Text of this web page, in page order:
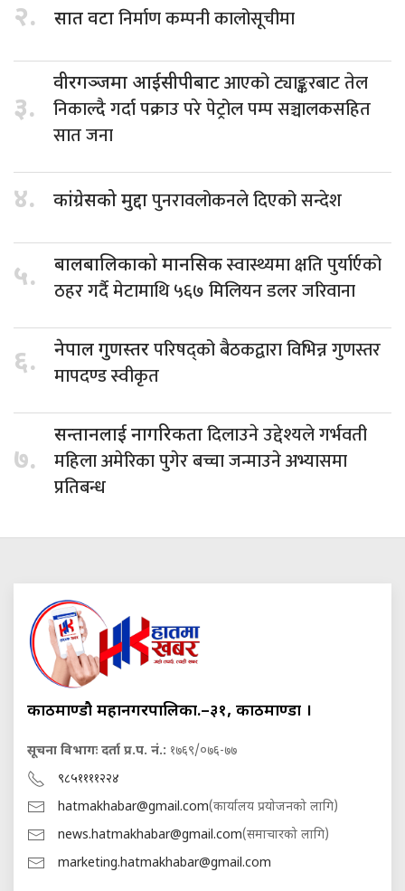
२. सात वटानिर्माण कम्पनी कालोसूचीमा
३.
वीरगञ्जमा आईसीपीबाटआएको ट्याङ्करबाट तेल
निकाल्दै गर्दा पक्राउ परे पेट्रोल पम्प सञ्चालकसहित
सात जना
४. कांग्रेसको मुद्दापुनरावलोकनले दिएको सन्देश
५. बालबालिकाको मानसिकस्वास्थ्यमा क्षति पुर्यार्एको
ठहर गर्दै मेटामाथि ५६७ मिलियन डलर जरिवाना
६. नेपाल गुणस्तरपरिषद्को बैठकद्वारा विभिन्न गुणस्तर
मापदण्ड स्वीकृत
७.
सन्तानलाई नागरिकतादिलाउने उद्देश्यले गर्भवती
महिला अमेरिका पुगेर बच्चा जन्माउने अभ्यासमा
प्रतिबन्ध
काठमाण्डौ महानगरपालिका.–३१, काठमाण्डौं ।
सूचना विभागः दर्ता प्र.प. नं.: १७६९/०७६-७७
९८५११११२२४
hatmakhabar@gmail.com(कार्यालय प्रयोजनको लागि)
news.hatmakhabar@gmail.com(समाचारको लागि)
marketing.hatmakhabar@gmail.com